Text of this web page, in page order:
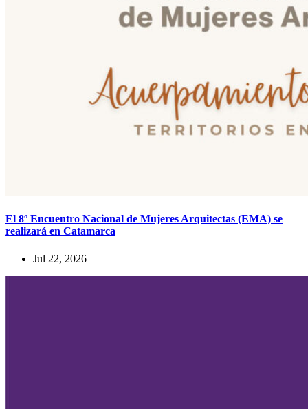
El 8º Encuentro Nacional de Mujeres Arquitectas (EMA) se
realizará en Catamarca
Jul 22, 2026